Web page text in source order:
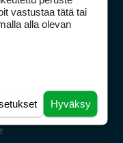
vastustaa tätä tai
alla olevan
Hyväksy